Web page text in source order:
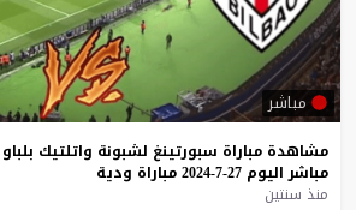
مباشر
مشاهدة مباراة سبورتينغ لشبونة واتلتيك بلباو
مباشر اليوم 27-7-2024 مباراة ودية
منذ سنتين